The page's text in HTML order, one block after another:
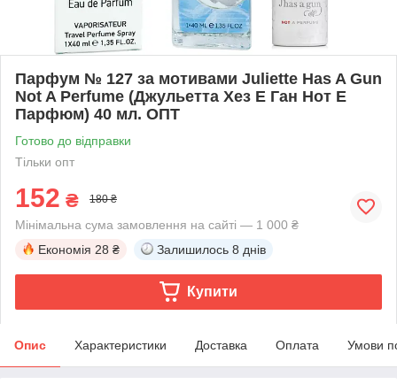
Парфум № 127 за мотивами Juliette Has A Gun
Not A Perfume (Джульетта Хез Е Ган Нот Е
Парфюм) 40 мл. ОПТ
Готово до відправки
Тільки опт
152 ₴ 180 ₴
Мінімальна сума замовлення на сайті — 1 000 ₴
Економія 28 ₴ Залишилось 8 днів
Купити
Опис Характеристики Доставка Оплата Умови